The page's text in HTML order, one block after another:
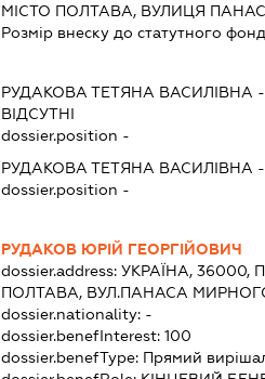
МІСТО ПОЛТАВА, ВУЛИЦЯ
Розмір внеску до статутного
РУДАКОВА ТЕТЯНА ВАСИЛІВНА -
ВІДСУТНІ
dossier.position -
РУДАКОВА ТЕТЯНА ВАСИЛІВНА -
dossier.position -
РУДАКОВ ЮРІЙ ГЕОРГІЙОВИЧ
dossier.address: УКРАЇНА, 36000,
ПОЛТАВА, ВУЛ.ПАНАСА
dossier.nationality: -
dossier.benefInterest: 100
dossier.benefType: Прямий